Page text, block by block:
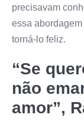
precisavam
essa
torná-lo feliz.
“Se
não
amor”,